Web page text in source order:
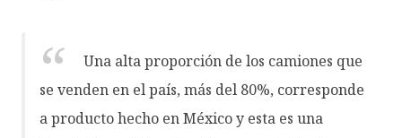
Una alta proporción de los camiones que
se venden en el país, más del 80%, corresponde
a producto hecho en México y esta es una